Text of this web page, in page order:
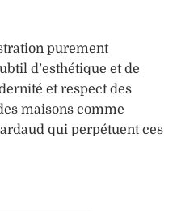
purement
d’esthétique et de
et respect des
maisons comme
qui perpétuent ces